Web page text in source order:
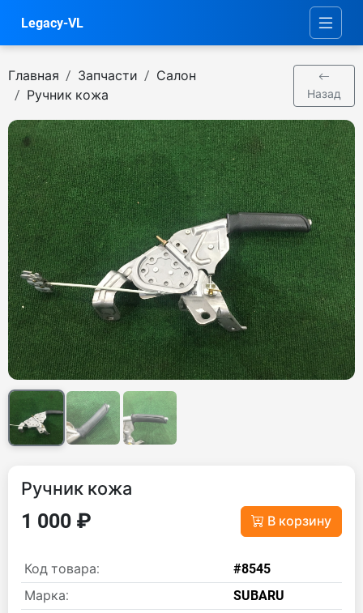
Legacy-VL
Главная Запчасти
Салон
Ручник кожа
Назад
Ручник кожа
1 000 ₽ В корзину
Код товара:
#8545
Марка:
SUBARU